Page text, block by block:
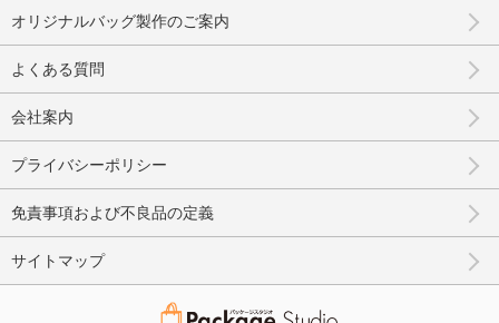
オリジナルバッグ製作のご案内
よくある質問
会社案内
プライバシーポリシー
免責事項および不良品の定義
サイトマップ